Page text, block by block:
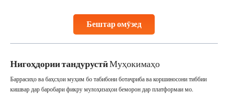
Бештар омӯзед
Нигоҳдории тандурустӣМуҳокимаҳо
Баррасиҳо ва баҳсҳои муҳим бо табибони ботаҷриба ва коршиносони тиббии
кишвар дар баробари фикру мулоҳизаҳои беморон дар платформаи мо.